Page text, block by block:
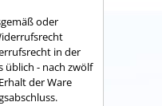
oder
in der
üblich - nach zwölf
der Ware